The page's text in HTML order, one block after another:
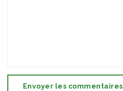
Envoyer les commentaires